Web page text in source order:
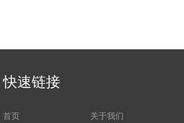
快速链接
首页 关于我们